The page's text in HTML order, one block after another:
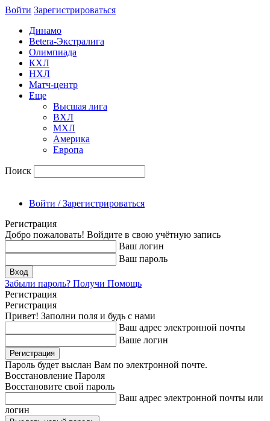
Войти Зарегиcтрироваться
Динамо
Betera-Экстралига
Олимпиада
КХЛ
НХЛ
Матч-центр
Еще
Высшая лига
ВХЛ
МХЛ
Америка
Европа
Поиск
Войти / Зарегистрироваться
Регистрация
Добро пожаловать! Войдите в свою учётную запись
Ваш логин
Ваш пароль
Забыли пароль? Получи Помощь
Регистрация
Регистрация
Привет! Заполни поля и будь с нами
Ваш адрес электронной почты
Ваше логин
Пароль будет выслан Вам по электронной почте.
Восстановление Пароля
Восстановите свой пароль
Ваш адрес электронной почты или
логин